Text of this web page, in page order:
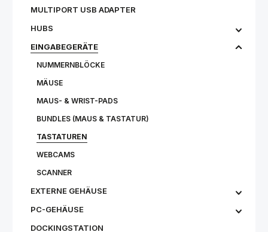
MULTIPORT USB ADAPTER
HUBS
EINGABEGERÄTE
NUMMERNBLÖCKE
MÄUSE
MAUS- & WRIST-PADS
BUNDLES (MAUS & TASTATUR)
TASTATUREN
WEBCAMS
SCANNER
EXTERNE GEHÄUSE
PC-GEHÄUSE
DOCKINGSTATION